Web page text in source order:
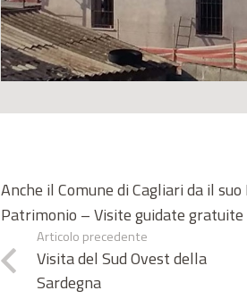
Anche il Comune di Cagliari da il
Patrimonio – Visite guidate
Articolo precedente
Visita del Sud Ovest della
Sardegna